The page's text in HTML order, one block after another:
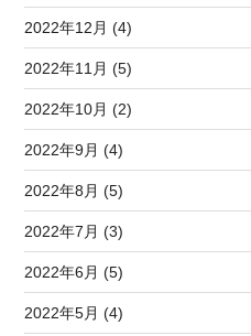
2022年12月 (4)
2022年11月 (5)
2022年10月 (2)
2022年9月 (4)
2022年8月 (5)
2022年7月 (3)
2022年6月 (5)
2022年5月 (4)